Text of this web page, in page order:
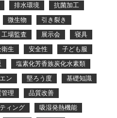
排水環境
抗菌加工
微生物
引き裂き
工場監査 展示会
寝具
生 安全性
子ども服
塩素化芳香族炭化水素類
ン 堅ろう度
基礎知識
理
品質改善
ィング
吸湿発熱機能